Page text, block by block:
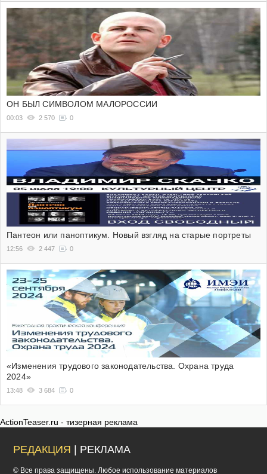
ОН БЫЛ СИМВОЛОМ МАЛОРОССИИ
00:03 2 570 0
Пантеон или паноптикум. Новый взгляд на старые портреты
12:56 2 447 0
«Изменения трудового законодательства. Охрана труда
2024»
13:48 3 684 0
ActionTeaser.ru - тизерная реклама
РЕДАКЦИЯ | РЕКЛАМА
© Все права защищены. Любое использование материалов